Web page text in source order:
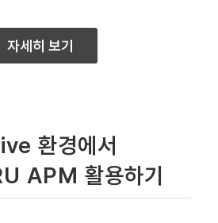
자세히 보기
환경에서
APM 활용하기